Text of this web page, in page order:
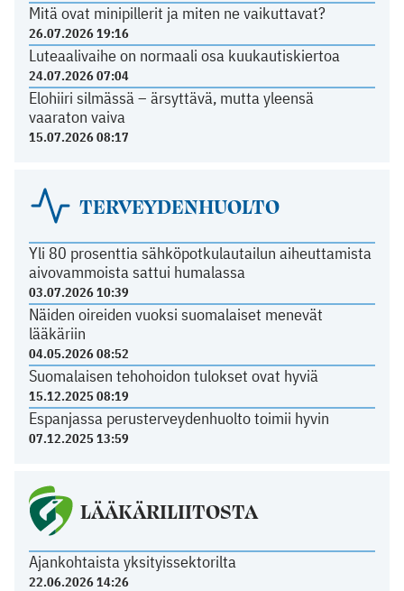
Mitä ovat minipillerit ja miten ne vaikuttavat?
26.07.2026 19:16
Luteaalivaihe on normaali osa kuukautiskiertoa
24.07.2026 07:04
Elohiiri silmässä – ärsyttävä, mutta yleensä
vaaraton vaiva
15.07.2026 08:17
TERVEYDENHUOLTO
Yli 80 prosenttia sähköpotkulautailun aiheuttamista
aivovammoista sattui humalassa
03.07.2026 10:39
Näiden oireiden vuoksi suomalaiset menevät
lääkäriin
04.05.2026 08:52
Suomalaisen tehohoidon tulokset ovat hyviä
15.12.2025 08:19
Espanjassa perusterveydenhuolto toimii hyvin
07.12.2025 13:59
LÄÄKÄRILIITOSTA
Ajankohtaista yksityissektorilta
22.06.2026 14:26